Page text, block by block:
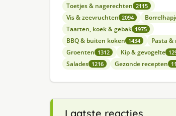
Toetjes & nagerechten 2115
Vis & zeevruchten 2094
Taarten, koek & gebak 1975
BBQ & buiten koken 1434 Pasta &
Groenten 1312 Kip & gevogelte
Salades 1216 Gezonde recepten
Laatste reacties